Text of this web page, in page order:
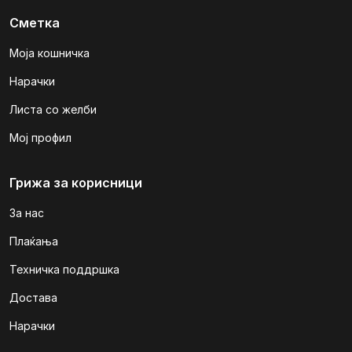
Сметка
Моја кошничка
Нарачки
Листа со желби
Мој профил
Грижа за корисници
За нас
Плаќања
Техничка поддршка
Достава
Нарачки